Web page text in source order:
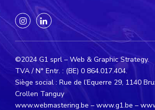
©2024 G1 sprl – Web & Graphic Strategy.
TVA / N° Entr. : (BE) 0 864.017.404.
Siège social : Rue de l’Equerre 29, 1140
Crollen Tanguy
www.webmastering.be – www.g1.be –